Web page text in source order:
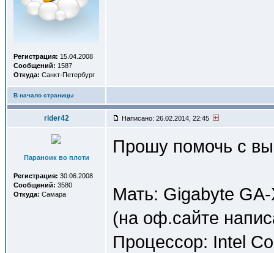
Регистрация: 15.04.2008
Сообщений: 1587
Откуда: Санкт-Петербург
В начало страницы
rider42 Написано: 26.02.2014, 22:45
Параноик во плоти
Регистрация: 30.06.2008
Сообщений: 3580
Откуда: Самара
Прошу помочь с
Мать: Gigabyte
(на оф.сайте
Процессор: Intel